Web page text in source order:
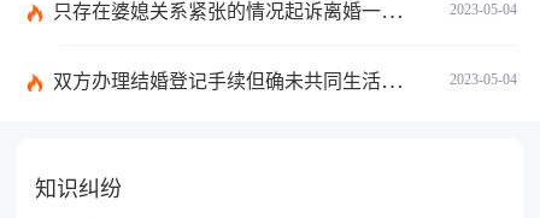
2023-05-04
只存在婆媳关系紧张的情况起诉离婚一般是不会判离的吗？离婚调解书的法律效力怎么样？
2023-05-04
双方办理结婚登记手续但确未共同生活当事人可以请求返还给付的彩礼吗？
知识纠纷